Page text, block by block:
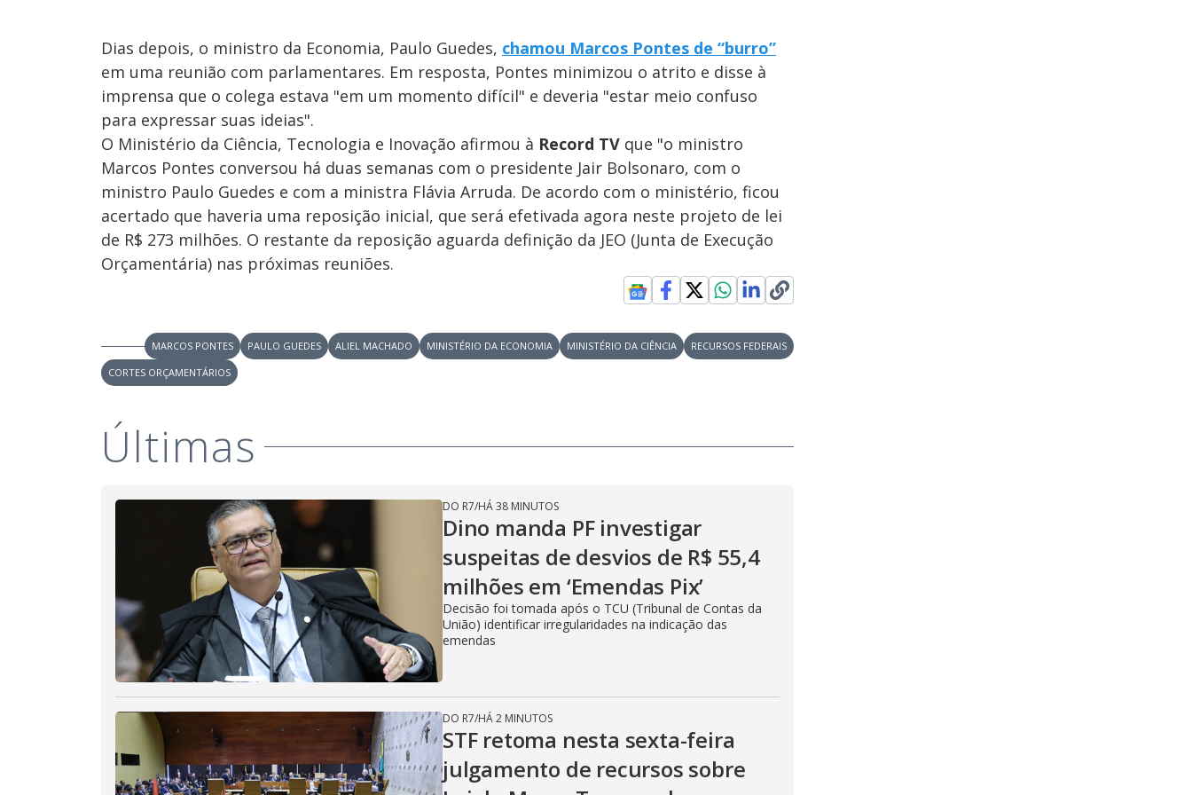
i
d
e
Dias depois, o ministro da Economia, Paulo Guedes, chamou Marcos Pontes de “burro”
em uma reunião com parlamentares. Em resposta, Pontes minimizou o atrito e disse à
imprensa que o colega estava "em um momento difícil" e deveria "estar meio confuso
para expressar suas ideias".
O Ministério da Ciência, Tecnologia e Inovação afirmou à Record TV que "o ministro
Marcos Pontes conversou há duas semanas com o presidente Jair Bolsonaro, com o
ministro Paulo Guedes e com a ministra Flávia Arruda. De acordo com o ministério, ficou
acertado que haveria uma reposição inicial, que será efetivada agora neste projeto de lei
de R$ 273 milhões. O restante da reposição aguarda definição da JEO (Junta de Execução
Orçamentária) nas próximas reuniões.
MARCOS PONTES PAULO GUEDES ALIEL MACHADO MINISTÉRIO DA ECONOMIA MINISTÉRIO DA CIÊNCIA
RECURSOS FEDERAIS
CORTES ORÇAMENTÁRIOS
Últimas
DO R7/HÁ 38 MINUTOS
Dino manda PF investigar
suspeitas de desvios de R$ 55,4
milhões em ‘Emendas Pix’
Decisão foi tomada após o TCU (Tribunal de Contas da
União) identificar irregularidades na indicação das
emendas
DO R7/HÁ 2 MINUTOS
STF retoma nesta sexta-feira
julgamento de recursos sobre